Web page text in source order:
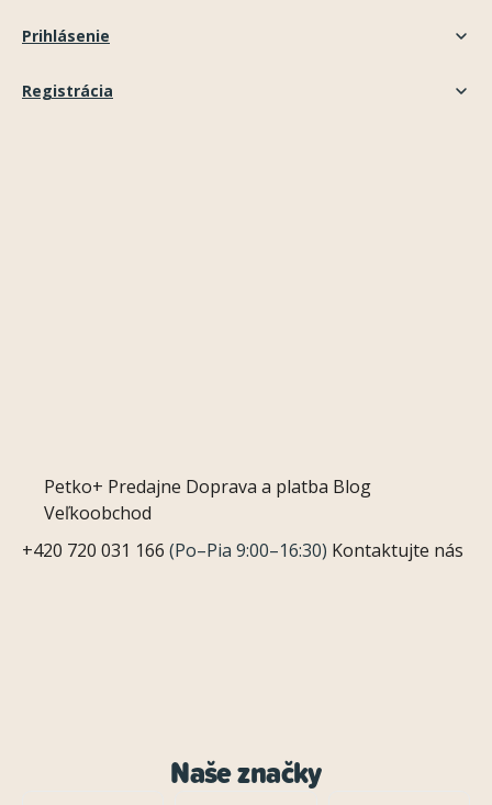
Prihlásenie
Registrácia
Petko+ Predajne Doprava a platba Blog
Veľkoobchod
+420 720 031 166 (Po–Pia 9:00–16:30) Kontaktujte nás
Naše značky